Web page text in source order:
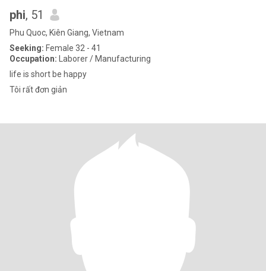
phi, 51
Phu Quoc, Kiên Giang, Vietnam
Seeking: Female 32 - 41
Occupation: Laborer / Manufacturing
life is short be happy
Tôi rất đơn giản